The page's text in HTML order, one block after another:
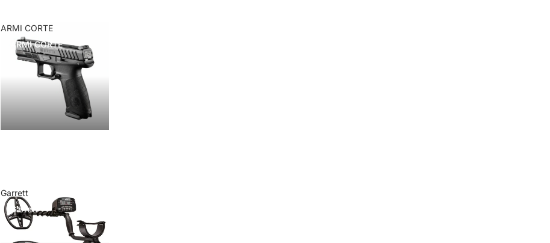
ARMI CORTE
ARMI CORTE
Garrett
Garrett